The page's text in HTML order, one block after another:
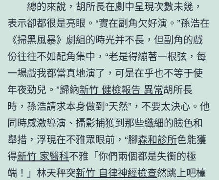
總的來說，胡所長在劇中呈現次數未幾，
表示卻都很是亮眼。“實在副角欠好演。”孫浩在
《掃黑風暴》劇組的時光并不長，但副角的戲
份往往不如配角集中，“老是得繃著一根弦，每
一場戲我都當真地演了，可是在乎也不等于使
年夜勁兒。”歸納新竹 健檢報告 異常胡所長
時，孫浩請求本身做到“天然”，不要太決心。他
同時感激導演、攝影捕獲到那些纖細的臉色和
舉措，浮現在不雅眾眼前，“腳森和診所色能獲
得新竹 家醫科不雅「你們兩個都是失衡的極
端！」林天秤突新竹 自律神經檢查然跳上吧檯